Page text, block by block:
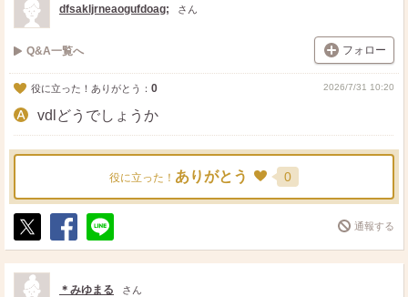
dfsakljrneaogufdoag; さん
Q&A一覧へ フォロー
役に立った！ありがとう： 0 2026/7/31 10:20
vdlどうでしょうか
役に立った！ ありがとう 0
ポ
ス
ト
シ
ェ
送
る
通報する
＊みゆまる さん